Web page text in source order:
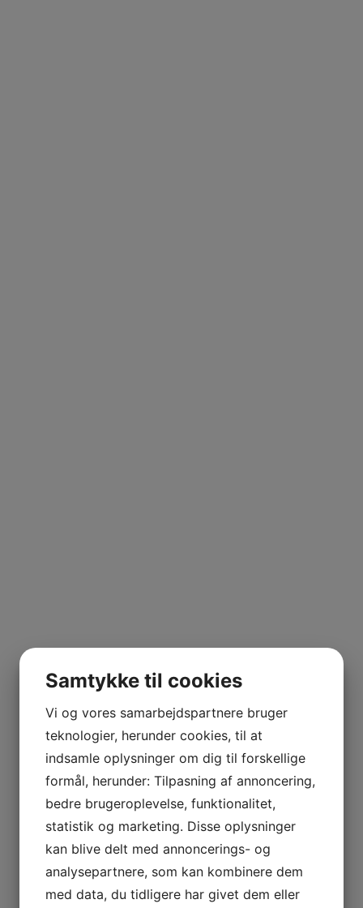
Samtykke til cookies
Vi og vores samarbejdspartnere bruger
teknologier, herunder cookies, til at
indsamle oplysninger om dig til forskellige
formål, herunder: Tilpasning af annoncering,
bedre brugeroplevelse, funktionalitet,
statistik og marketing. Disse oplysninger
kan blive delt med annoncerings- og
analysepartnere, som kan kombinere dem
med data, du tidligere har givet dem eller